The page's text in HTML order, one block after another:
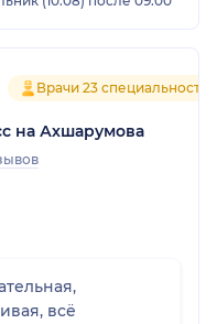
Врачи 23 специальностей
на Ахшарумова
всё